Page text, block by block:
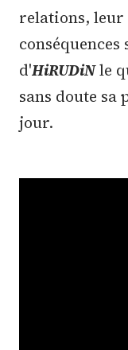
relations, leur
d'HiRUDiNle
sans doute sa
jour.